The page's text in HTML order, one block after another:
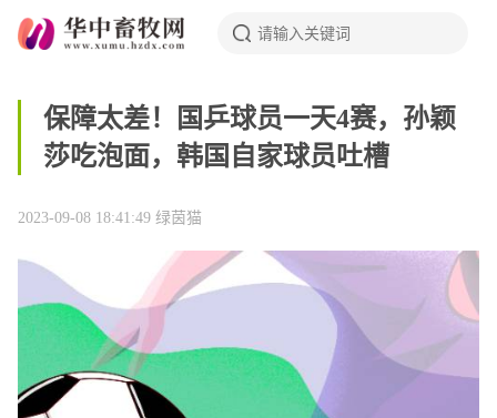
保障太差！国乒球员一天4赛，孙颖
莎吃泡面，韩国自家球员吐槽
2023-09-08 18:41:49 绿茵猫